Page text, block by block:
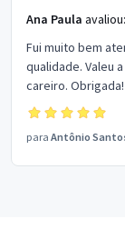
Ana Paula avaliou:
Fui muito bem
qualidade. Valeu
careiro. Obrigada!
para Antônio